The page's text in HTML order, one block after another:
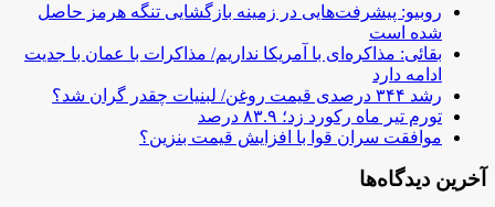
روبیو: پیشرفت‌هایی در زمینه بازگشایی تنگه هرمز حاصل
شده است
بقائی: مذاکره‌ای با آمریکا نداریم/ مذاکرات با عمان با جدیت
ادامه دارد
رشد ۳۴۴ درصدی قیمت روغن/ لبنیات چقدر گران شد؟
تورم تیر ماه رکورد زد؛ ۸۳.۹ درصد
موافقت سران قوا با افزایش قیمت بنزین؟
آخرین دیدگاه‌ها